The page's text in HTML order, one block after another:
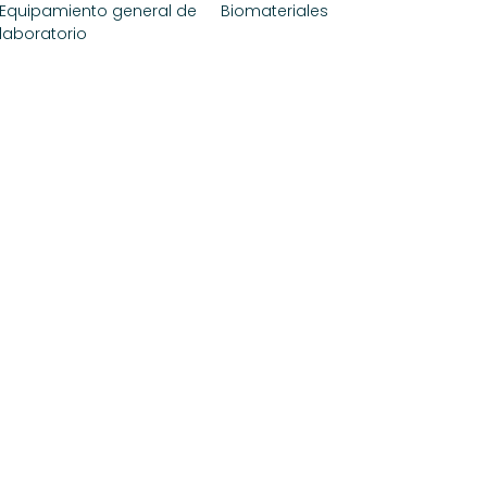
general de
Biomateriales